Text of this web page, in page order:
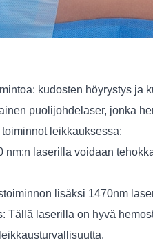
kudosten höyrystys ja
puolijohdelaser, jonka
leikkauksessa:
nm:n laserilla voidaan
lisäksi 1470nm
Tällä laserilla on hyvä